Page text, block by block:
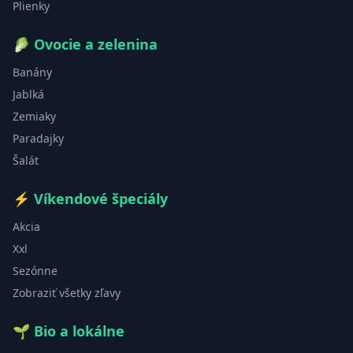
Plienky
🥬 Ovocie a zelenina
Banány
Jablká
Zemiaky
Paradajky
Šalát
⚡ Víkendové špeciály
Akcia
Xxl
Sezónne
Zobraziť všetky zľavy
🌱 Bio a lokálne